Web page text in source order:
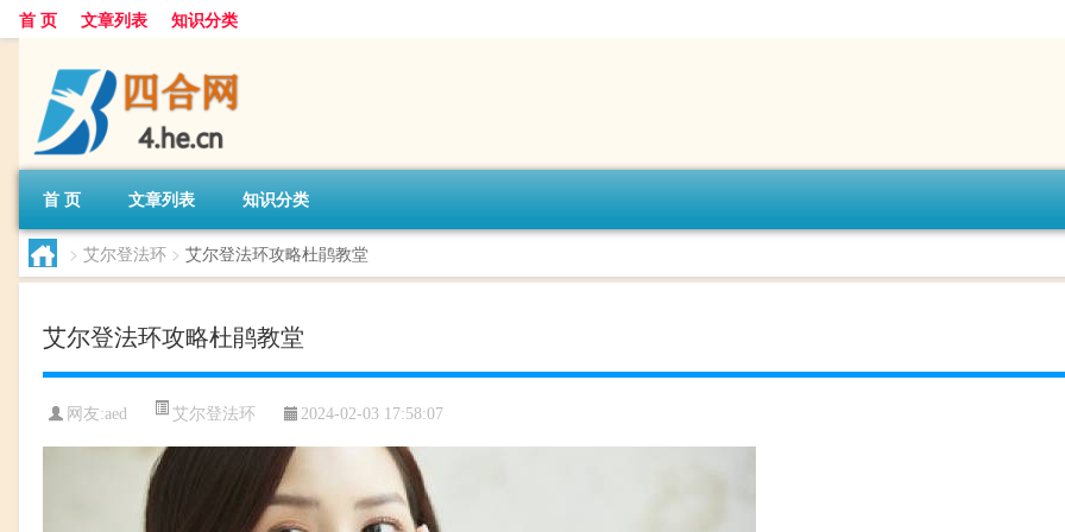
首 页 文章列表 知识分类
首 页 文章列表 知识分类
> 艾尔登法环 > 艾尔登法环攻略杜鹃教堂
艾尔登法环攻略杜鹃教堂
网友:aed 艾尔登法环 2024-02-03 17:58:07